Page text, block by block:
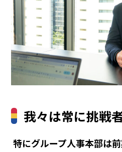
我々は常に挑戦
―― 特にグループ人事本部